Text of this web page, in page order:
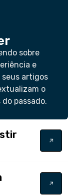
sobre
e
artigos
o
passado.